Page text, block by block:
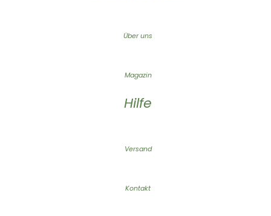
Über uns
Magazin
Hilfe
Versand
Kontakt